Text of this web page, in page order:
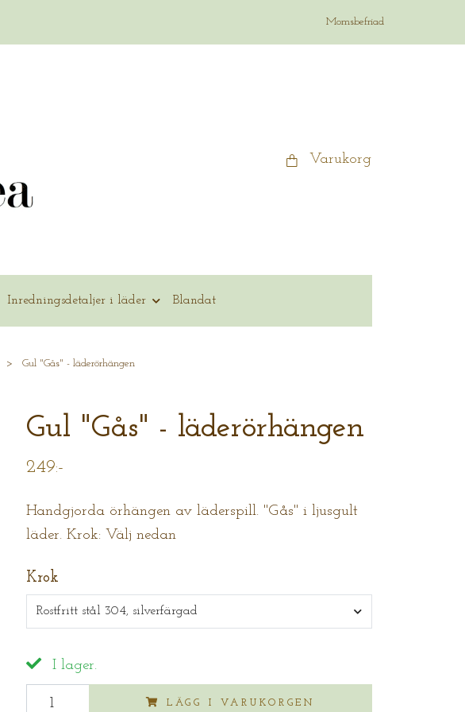
Momsbefriad
Varukorg
Inredningsdetaljer i läder Blandat
Gul "Gås" - läderörhängen
Gul "Gås" - läderörhängen
249:-
Handgjorda örhängen av läderspill. "Gås" i ljusgult
läder. Krok: Välj nedan
Krok
Rostfritt stål 304, silverfärgad
I lager.
LÄGG I VARUKORGEN